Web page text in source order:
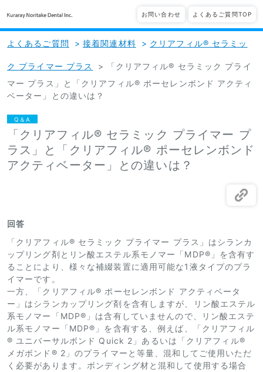
お問い合わせ よくあるご質問TOP
よくあるご質問 > 接着関連材料 > クリアフィル® セラミッ
ク プライマー プラス >
「クリアフィル® セラミック プライ
マー プラス」と「クリアフィル® ポーセレンボンド アクティ
ベーター」との違いは？
Q＆A
「クリアフィル® セラミック プライマー プ
ラス」と「クリアフィル® ポーセレンボンド
アクティベーター」との違いは？
回答
「クリアフィル® セラミック プライマー プラス」はシランカ
ップリング剤とリン酸エステル系モノマー「MDP®」を含有す
ることにより、様々な補綴装置に適用可能な1液タイプのプラ
イマーです。
一方、「クリアフィル® ポーセレンボンド アクティベータ
ー」はシランカップリング剤を含有しますが、リン酸エステル
系モノマー「MDP®」は含有していませんので、リン酸エステ
ル系モノマー「MDP®」を含有する、例えば、「クリアフィル
® ユニバーサルボンド Quick 2」あるいは「クリアフィル®
メガボンド® 2」のプライマーと等量、混和してご使用いただ
く必要があります。ボンディング材と混和して使用する場合